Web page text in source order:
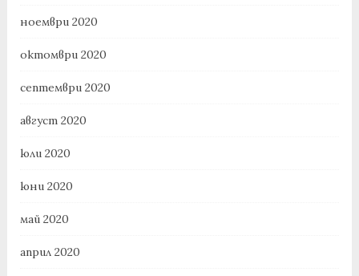
ноември 2020
октомври 2020
септември 2020
август 2020
юли 2020
юни 2020
май 2020
април 2020